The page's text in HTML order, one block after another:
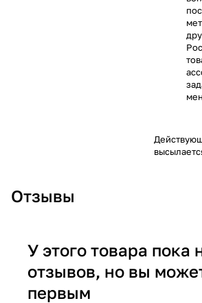
Отзывы
У этого товара пока
отзывов, но вы
первым